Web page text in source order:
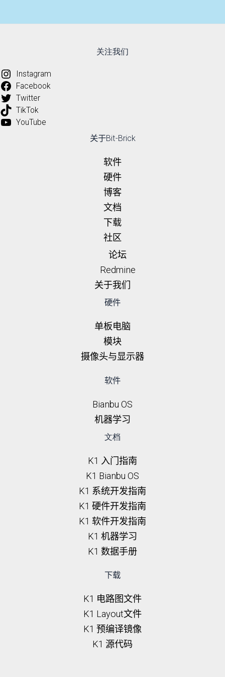
关注我们
Instagram
Facebook
Twitter
TikTok
YouTube
关于Bit-Brick
软件
硬件
博客
文档
下载
社区
论坛
Redmine
关于我们
硬件
单板电脑
模块
摄像头与显示器
软件
Bianbu OS
机器学习
文档
K1 入门指南
K1 Bianbu OS
K1 系统开发指南
K1 硬件开发指南
K1 软件开发指南
K1 机器学习
K1 数据手册
下载
K1 电路图文件
K1 Layout文件
K1 预编译镜像
K1 源代码